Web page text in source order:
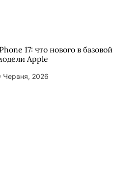
17: что нового в базовой
Apple
Червня, 2026